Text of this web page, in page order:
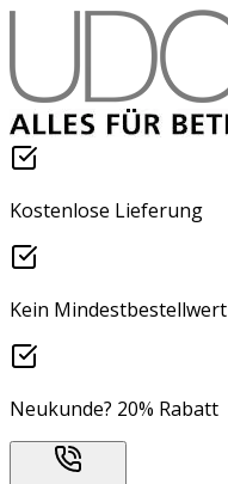
Kostenlose Lieferung
Kein Mindestbestellwert
Neukunde? 20% Rabatt